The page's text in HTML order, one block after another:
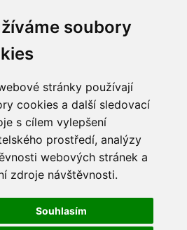
soubory
stránky používají
cookies a další sledovací
s cílem vylepšení
prostředí, analýzy
webových stránek a
zdroje návštěvnosti.
Souhlasím
JAK K NÁM?